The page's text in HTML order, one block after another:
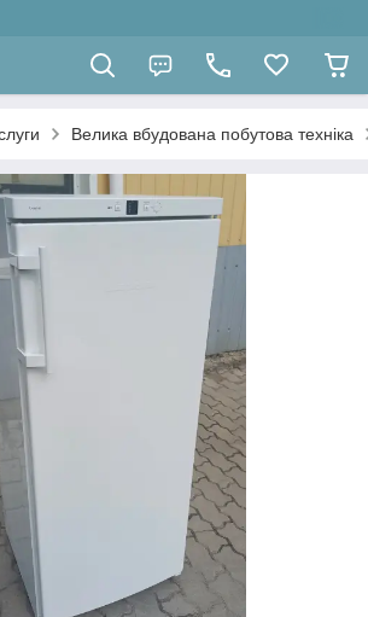
Велика вбудована побутова техніка